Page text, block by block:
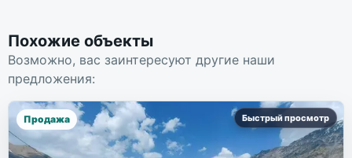
Похожие объекты
Возможно, вас заинтересуют другие наши
предложения:
Продажа Быстрый просмотр